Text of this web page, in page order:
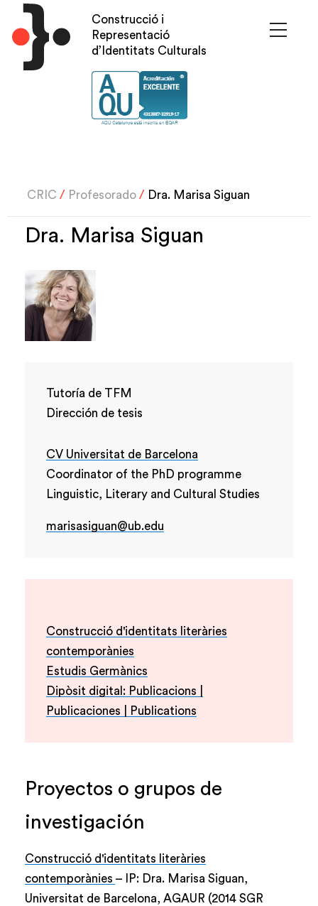
Pasar
al
contenido
principal
Construcció i
Representació
d’Identitats Culturals
CRIC / Profesorado / Dra. Marisa Siguan
Dra. Marisa Siguan
Tutoría de TFM
Dirección de tesis
CV Universitat de Barcelona
Coordinator of the PhD programme
Linguistic, Literary and Cultural Studies
marisasiguan@ub.edu
Construcció d'identitats literàries
contemporànies
Estudis Germànics
Dipòsit digital: Publicacions |
Publicaciones | Publications
Proyectos o grupos de
investigación
Construcció d'identitats literàries
contemporànies – IP: Dra. Marisa Siguan,
Universitat de Barcelona, AGAUR (2014 SGR